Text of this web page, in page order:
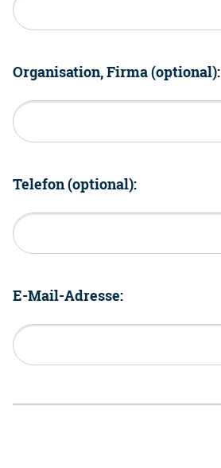
Organisation, Firma (optional):
Telefon (optional):
E-Mail-Adresse: